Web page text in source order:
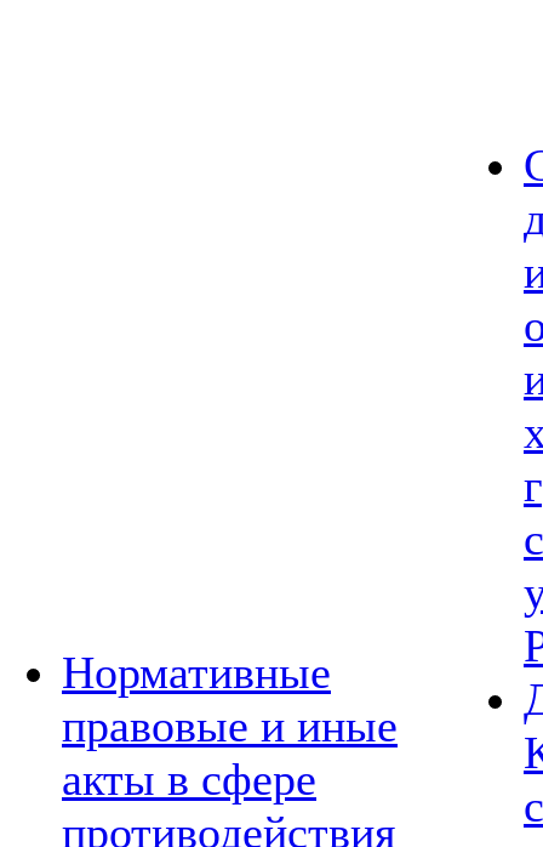
Нормативные
правовые и иные
акты в сфере
противодействия